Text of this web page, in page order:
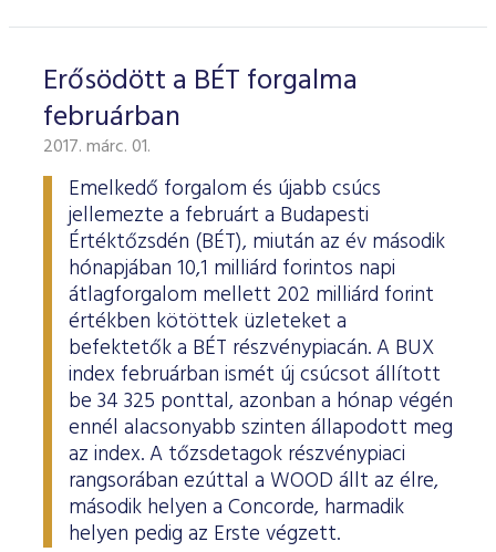
Erősödött a BÉT forgalma
februárban
2017. márc. 01.
Emelkedő forgalom és újabb csúcs
jellemezte a februárt a Budapesti
Értéktőzsdén (BÉT), miután az év második
hónapjában 10,1 milliárd forintos napi
átlagforgalom mellett 202 milliárd forint
értékben kötöttek üzleteket a
befektetők a BÉT részvénypiacán. A BUX
index februárban ismét új csúcsot állított
be 34 325 ponttal, azonban a hónap végén
ennél alacsonyabb szinten állapodott meg
az index. A tőzsdetagok részvénypiaci
rangsorában ezúttal a WOOD állt az élre,
második helyen a Concorde, harmadik
helyen pedig az Erste végzett.